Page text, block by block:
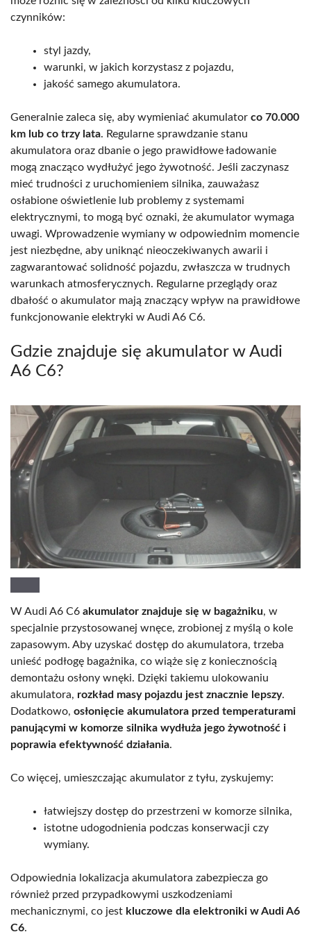
czynników:
styl jazdy,
warunki, w jakich korzystasz z pojazdu,
jakość samego akumulatora.
Generalnie zaleca się, aby wymieniać akumulator co 70.000
km lub co trzy lata. Regularne sprawdzanie stanu
akumulatora oraz dbanie o jego prawidłowe ładowanie
mogą znacząco wydłużyć jego żywotność. Jeśli zaczynasz
mieć trudności z uruchomieniem silnika, zauważasz
osłabione oświetlenie lub problemy z systemami
elektrycznymi, to mogą być oznaki, że akumulator wymaga
uwagi. Wprowadzenie wymiany w odpowiednim momencie
jest niezbędne, aby uniknąć nieoczekiwanych awarii i
zagwarantować solidność pojazdu, zwłaszcza w trudnych
warunkach atmosferycznych. Regularne przeglądy oraz
dbałość o akumulator mają znaczący wpływ na prawidłowe
funkcjonowanie elektryki w Audi A6 C6.
Gdzie znajduje się akumulator w Audi
A6 C6?
W Audi A6 C6 akumulator znajduje się w bagażniku, w
specjalnie przystosowanej wnęce, zrobionej z myślą o kole
zapasowym. Aby uzyskać dostęp do akumulatora, trzeba
unieść podłogę bagażnika, co wiąże się z koniecznością
demontażu osłony wnęki. Dzięki takiemu ulokowaniu
akumulatora, rozkład masy pojazdu jest znacznie lepszy.
Dodatkowo, osłonięcie akumulatora przed temperaturami
panującymi w komorze silnika wydłuża jego żywotność i
poprawia efektywność działania.
Co więcej, umieszczając akumulator z tyłu, zyskujemy:
łatwiejszy dostęp do przestrzeni w komorze silnika,
istotne udogodnienia podczas konserwacji czy
wymiany.
Odpowiednia lokalizacja akumulatora zabezpiecza go
również przed przypadkowymi uszkodzeniami
mechanicznymi, co jest kluczowe dla elektroniki w Audi A6
C6.